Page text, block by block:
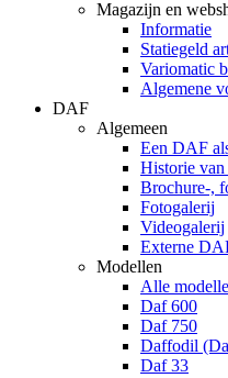
Magazijn en
Informatie
Statiegeld
Variomatic
Algemene
DAF
Algemeen
Een DAF
Historie
Brochure-,
Fotogalerij
Videogalerij
Externe
Modellen
Alle
Daf 600
Daf 750
Daffodil
Daf 33